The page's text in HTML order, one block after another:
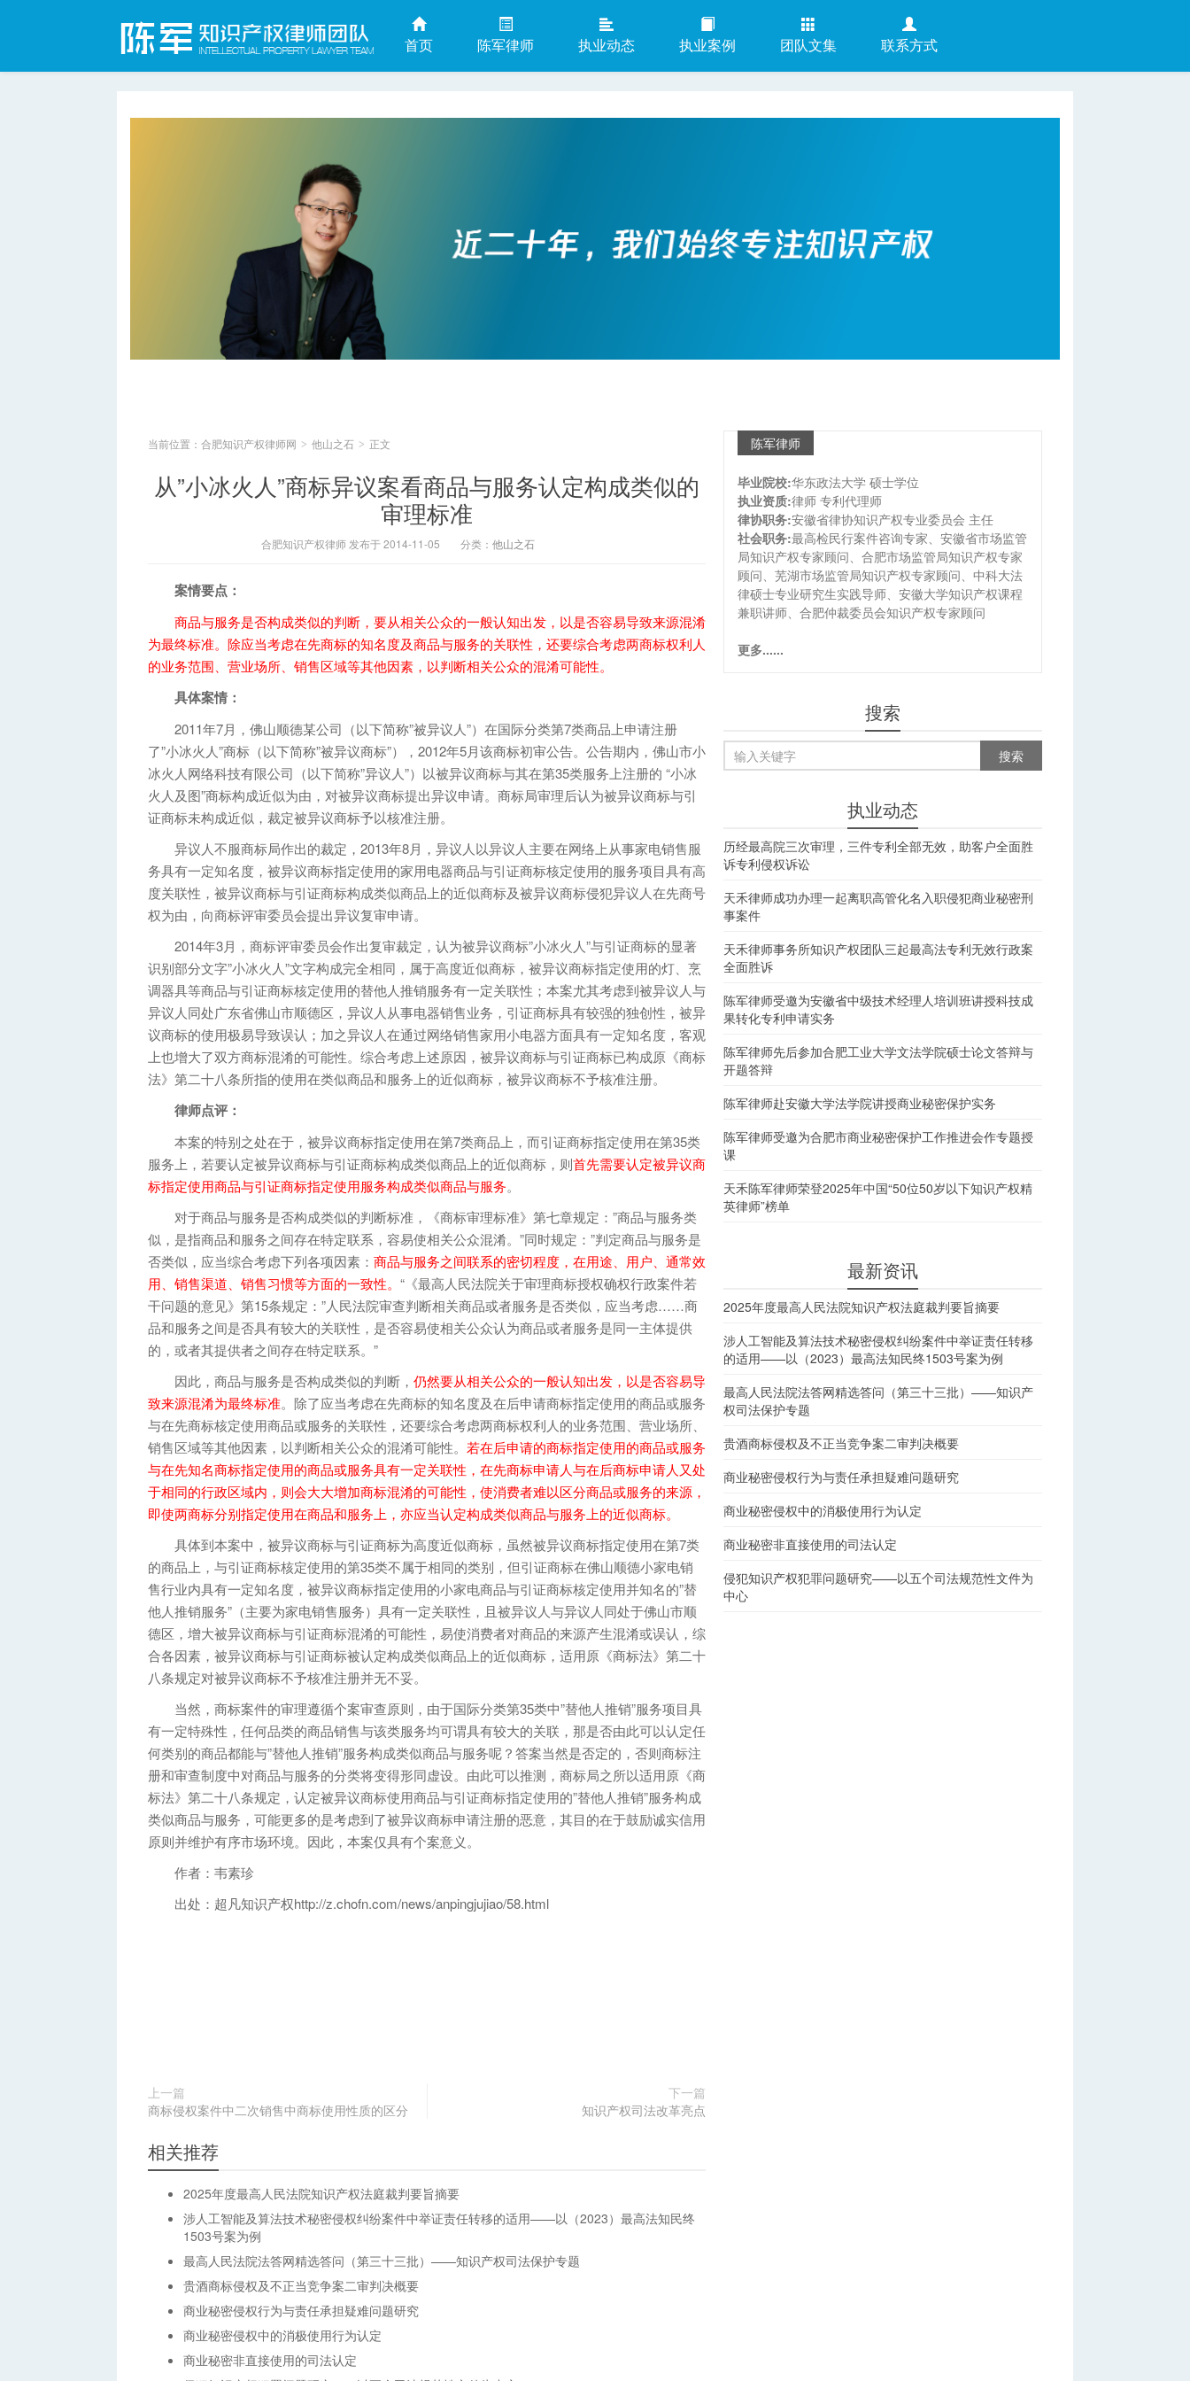
首页 陈军律师 执业动态 执业案例 团队文集 联系方式
当前位置： 合肥知识产权律师网 > 他山之石 > 正文
从”小冰火人”商标异议案看商品与服务认定构成类似的
审理标准
合肥知识产权律师 发布于 2014-11-05 分类： 他山之石
案情要点：
商品与服务是否构成类似的判断，要从相关公众的一般认知出发，以是否容易导致来源混淆
为最终标准。除应当考虑在先商标的知名度及商品与服务的关联性，还要综合考虑两商标权利人
的业务范围、营业场所、销售区域等其他因素，以判断相关公众的混淆可能性。
具体案情：
2011年7月，佛山顺德某公司（以下简称”被异议人”）在国际分类第7类商品上申请注册
了”小冰火人”商标（以下简称”被异议商标”），2012年5月该商标初审公告。公告期内，佛山市小
冰火人网络科技有限公司（以下简称”异议人”）以被异议商标与其在第35类服务上注册的 “小冰
火人及图”商标构成近似为由，对被异议商标提出异议申请。商标局审理后认为被异议商标与引
证商标未构成近似，裁定被异议商标予以核准注册。
异议人不服商标局作出的裁定，2013年8月，异议人以异议人主要在网络上从事家电销售服
务具有一定知名度，被异议商标指定使用的家用电器商品与引证商标核定使用的服务项目具有高
度关联性，被异议商标与引证商标构成类似商品上的近似商标及被异议商标侵犯异议人在先商号
权为由，向商标评审委员会提出异议复审申请。
2014年3月，商标评审委员会作出复审裁定，认为被异议商标”小冰火人”与引证商标的显著
识别部分文字”小冰火人”文字构成完全相同，属于高度近似商标，被异议商标指定使用的灯、烹
调器具等商品与引证商标核定使用的替他人推销服务有一定关联性；本案尤其考虑到被异议人与
异议人同处广东省佛山市顺德区，异议人从事电器销售业务，引证商标具有较强的独创性，被异
议商标的使用极易导致误认；加之异议人在通过网络销售家用小电器方面具有一定知名度，客观
上也增大了双方商标混淆的可能性。综合考虑上述原因，被异议商标与引证商标已构成原《商标
法》第二十八条所指的使用在类似商品和服务上的近似商标，被异议商标不予核准注册。
律师点评：
本案的特别之处在于，被异议商标指定使用在第7类商品上，而引证商标指定使用在第35类
服务上，若要认定被异议商标与引证商标构成类似商品上的近似商标，则首先需要认定被异议商
标指定使用商品与引证商标指定使用服务构成类似商品与服务。
对于商品与服务是否构成类似的判断标准，《商标审理标准》第七章规定：”商品与服务类
似，是指商品和服务之间存在特定联系，容易使相关公众混淆。”同时规定：”判定商品与服务是
否类似，应当综合考虑下列各项因素： 商品与服务之间联系的密切程度，在用途、用户、通常效
用、销售渠道、销售习惯等方面的一致性。 “《最高人民法院关于审理商标授权确权行政案件若
干问题的意见》第15条规定：”人民法院审查判断相关商品或者服务是否类似，应当考虑……商
品和服务之间是否具有较大的关联性，是否容易使相关公众认为商品或者服务是同一主体提供
的，或者其提供者之间存在特定联系。”
因此，商品与服务是否构成类似的判断， 仍然要从相关公众的一般认知出发，以是否容易导
致来源混淆为最终标准。除了应当考虑在先商标的知名度及在后申请商标指定使用的商品或服务
与在先商标核定使用商品或服务的关联性，还要综合考虑两商标权利人的业务范围、营业场所、
销售区域等其他因素，以判断相关公众的混淆可能性。 若在后申请的商标指定使用的商品或服务
与在先知名商标指定使用的商品或服务具有一定关联性，在先商标申请人与在后商标申请人又处
于相同的行政区域内，则会大大增加商标混淆的可能性，使消费者难以区分商品或服务的来源，
即使两商标分别指定使用在商品和服务上，亦应当认定构成类似商品与服务上的近似商标。
具体到本案中，被异议商标与引证商标为高度近似商标，虽然被异议商标指定使用在第7类
的商品上，与引证商标核定使用的第35类不属于相同的类别，但引证商标在佛山顺德小家电销
售行业内具有一定知名度，被异议商标指定使用的小家电商品与引证商标核定使用并知名的”替
他人推销服务”（主要为家电销售服务）具有一定关联性，且被异议人与异议人同处于佛山市顺
德区，增大被异议商标与引证商标混淆的可能性，易使消费者对商品的来源产生混淆或误认，综
合各因素，被异议商标与引证商标被认定构成类似商品上的近似商标，适用原《商标法》第二十
八条规定对被异议商标不予核准注册并无不妥。
当然，商标案件的审理遵循个案审查原则，由于国际分类第35类中”替他人推销”服务项目具
有一定特殊性，任何品类的商品销售与该类服务均可谓具有较大的关联，那是否由此可以认定任
何类别的商品都能与”替他人推销”服务构成类似商品与服务呢？答案当然是否定的，否则商标注
册和审查制度中对商品与服务的分类将变得形同虚设。由此可以推测，商标局之所以适用原《商
标法》第二十八条规定，认定被异议商标使用商品与引证商标指定使用的”替他人推销”服务构成
类似商品与服务，可能更多的是考虑到了被异议商标申请注册的恶意，其目的在于鼓励诚实信用
原则并维护有序市场环境。因此，本案仅具有个案意义。
作者：韦素珍
出处：超凡知识产权http://z.chofn.com/news/anpingjujiao/58.html
上一篇
商标侵权案件中二次销售中商标使用性质的区分
下一篇
知识产权司法改革亮点
相关推荐
2025年度最高人民法院知识产权法庭裁判要旨摘要
涉人工智能及算法技术秘密侵权纠纷案件中举证责任转移的适用——以（2023）最高法知民终
1503号案为例
最高人民法院法答网精选答问（第三十三批）——知识产权司法保护专题
贵酒商标侵权及不正当竞争案二审判决概要
商业秘密侵权行为与责任承担疑难问题研究
商业秘密侵权中的消极使用行为认定
商业秘密非直接使用的司法认定
陈军律师
毕业院校:华东政法大学 硕士学位
执业资质:律师 专利代理师
律协职务:安徽省律协知识产权专业委员会 主任
社会职务:最高检民行案件咨询专家、安徽省市场监管
局知识产权专家顾问、合肥市场监管局知识产权专家
顾问、芜湖市场监管局知识产权专家顾问、中科大法
律硕士专业研究生实践导师、安徽大学知识产权课程
兼职讲师、合肥仲裁委员会知识产权专家顾问
更多......
搜索
执业动态
历经最高院三次审理，三件专利全部无效，助客户全面胜
诉专利侵权诉讼
天禾律师成功办理一起离职高管化名入职侵犯商业秘密刑
事案件
天禾律师事务所知识产权团队三起最高法专利无效行政案
全面胜诉
陈军律师受邀为安徽省中级技术经理人培训班讲授科技成
果转化专利申请实务
陈军律师先后参加合肥工业大学文法学院硕士论文答辩与
开题答辩
陈军律师赴安徽大学法学院讲授商业秘密保护实务
陈军律师受邀为合肥市商业秘密保护工作推进会作专题授
课
天禾陈军律师荣登2025年中国“50位50岁以下知识产权精
英律师”榜单
最新资讯
2025年度最高人民法院知识产权法庭裁判要旨摘要
涉人工智能及算法技术秘密侵权纠纷案件中举证责任转移
的适用——以（2023）最高法知民终1503号案为例
最高人民法院法答网精选答问（第三十三批）——知识产
权司法保护专题
贵酒商标侵权及不正当竞争案二审判决概要
商业秘密侵权行为与责任承担疑难问题研究
商业秘密侵权中的消极使用行为认定
商业秘密非直接使用的司法认定
侵犯知识产权犯罪问题研究——以五个司法规范性文件为
中心